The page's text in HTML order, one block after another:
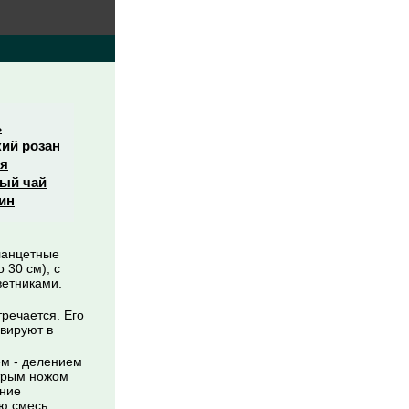
розан
чай
30 см), с
Его
в
- делением
ножом
смесь